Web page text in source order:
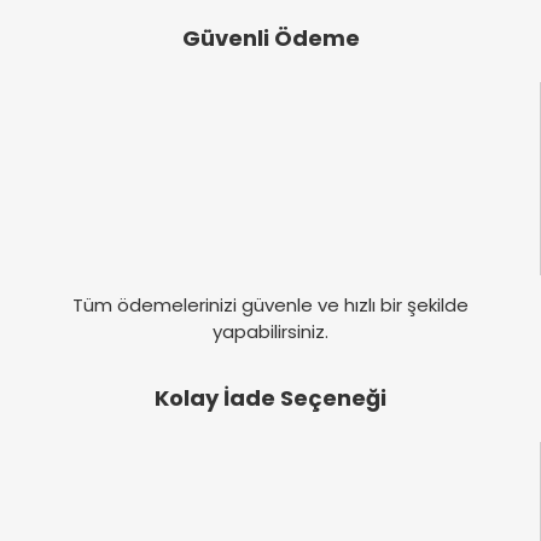
Güvenli Ödeme
Tüm ödemelerinizi güvenle ve hızlı bir şekilde
yapabilirsiniz.
Kolay İade Seçeneği